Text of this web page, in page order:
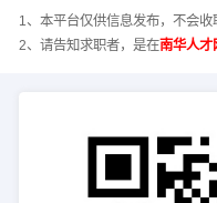
1、本平台仅供信息发布，不会收
2、请告知求职者，是在南华人才